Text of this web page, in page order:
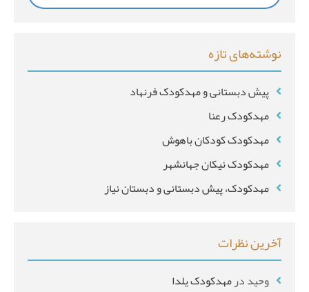
نوشته‌های تازه
پیش دبستانی و مهدکودک فرنهاد
مهدکودک رعنا
مهدکودک کودکان باهوش
مهدکودک نیکان جهانشهر
مهدکودک، پیش دبستانی و دبستان نیاز
آخرین نظرات
وحیددرمهدکودک یلدا